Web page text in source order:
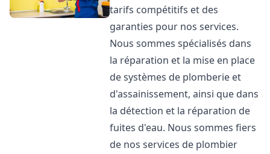
tarifs compétitifs et des
garanties pour nos services.
Nous sommes spécialisés dans
la réparation et la mise en place
de systèmes de plomberie et
d'assainissement, ainsi que dans
la détection et la réparation de
fuites d'eau. Nous sommes fiers
de nos services de plombier